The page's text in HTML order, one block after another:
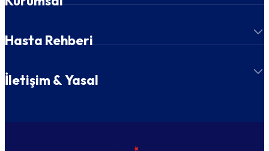
Hasta Rehberi
İletişim & Yasal